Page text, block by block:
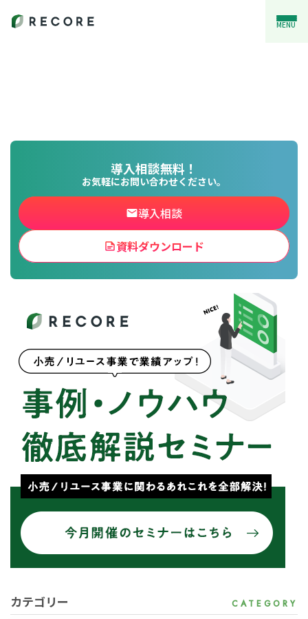
MENU
導入相談無料！
お気軽にお問い合わせください。
導入相談
資料ダウンロード
カテゴリー